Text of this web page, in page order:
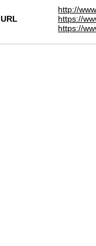
URL
http://
https://
https://